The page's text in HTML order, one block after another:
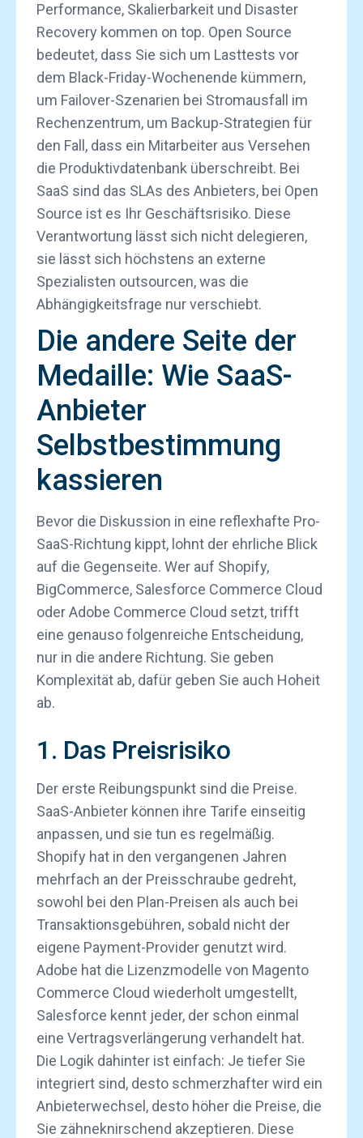
Performance, Skalierbarkeit und Disaster
Recovery kommen on top. Open Source
bedeutet, dass Sie sich um Lasttests vor
dem Black-Friday-Wochenende kümmern,
um Failover-Szenarien bei Stromausfall im
Rechenzentrum, um Backup-Strategien für
den Fall, dass ein Mitarbeiter aus Versehen
die Produktivdatenbank überschreibt. Bei
SaaS sind das SLAs des Anbieters, bei Open
Source ist es Ihr Geschäftsrisiko. Diese
Verantwortung lässt sich nicht delegieren,
sie lässt sich höchstens an externe
Spezialisten outsourcen, was die
Abhängigkeitsfrage nur verschiebt.
Die andere Seite der
Medaille: Wie SaaS-
Anbieter
Selbstbestimmung
kassieren
Bevor die Diskussion in eine reflexhafte Pro-
SaaS-Richtung kippt, lohnt der ehrliche Blick
auf die Gegenseite. Wer auf Shopify,
BigCommerce, Salesforce Commerce Cloud
oder Adobe Commerce Cloud setzt, trifft
eine genauso folgenreiche Entscheidung,
nur in die andere Richtung. Sie geben
Komplexität ab, dafür geben Sie auch Hoheit
ab.
1. Das Preisrisiko
Der erste Reibungspunkt sind die Preise.
SaaS-Anbieter können ihre Tarife einseitig
anpassen, und sie tun es regelmäßig.
Shopify hat in den vergangenen Jahren
mehrfach an der Preisschraube gedreht,
sowohl bei den Plan-Preisen als auch bei
Transaktionsgebühren, sobald nicht der
eigene Payment-Provider genutzt wird.
Adobe hat die Lizenzmodelle von Magento
Commerce Cloud wiederholt umgestellt,
Salesforce kennt jeder, der schon einmal
eine Vertragsverlängerung verhandelt hat.
Die Logik dahinter ist einfach: Je tiefer Sie
integriert sind, desto schmerzhafter wird ein
Anbieterwechsel, desto höher die Preise, die
Sie zähneknirschend akzeptieren. Diese